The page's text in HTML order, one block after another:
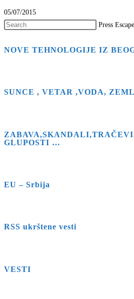
05/07/2015
Press
NOVE TEHNOLOGIJE IZ
SUNCE , VETAR ,VODA,
GLUPOSTI …
EU – Srbija
RSS ukrštene vesti
VESTI